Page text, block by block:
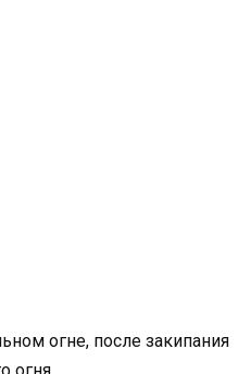
огне, после закипания